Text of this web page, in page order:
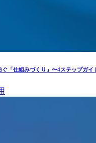
ぐ「仕組みづくり」〜4ステップガイ